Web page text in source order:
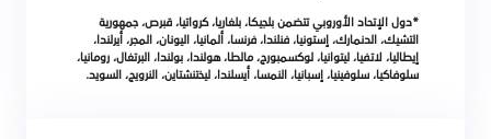
*دول الإتحاد الأوروبي تتضمن بلجيكا، بلغاريا، كرواتيا، قبرص، جمهورية
التشيك، الدنمارك، إستونيا، فنلندا، فرنسا، ألمانيا، اليونان، المجر، أيرلندا،
إيطاليا، لاتفيا، ليتوانيا، لوكسمبورج، مالطا، هولندا، بولندا، البرتغال، رومانيا،
سلوفاكيا، سلوفينيا، إسبانيا، النمسا، أيسلندا، ليختنشتاين، النرويج، السويد.